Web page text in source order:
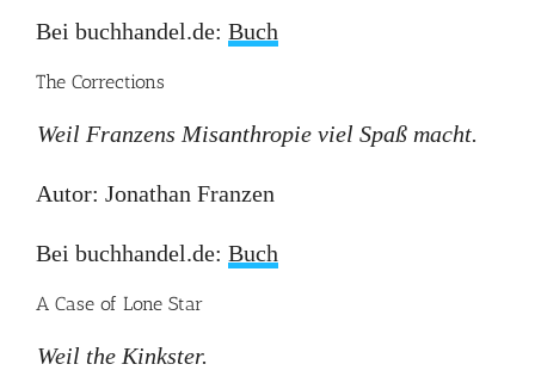
Bei buchhandel.de: Buch
The Corrections
Weil Franzens Misanthropie viel Spaß macht.
Autor: Jonathan Franzen
Bei buchhandel.de: Buch
A Case of Lone Star
Weil the Kinkster.